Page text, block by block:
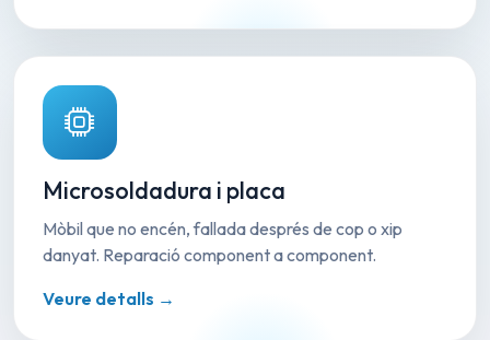
Microsoldadura i placa
Mòbil que no encén, fallada després de cop o xip
danyat. Reparació component a component.
Veure detalls →